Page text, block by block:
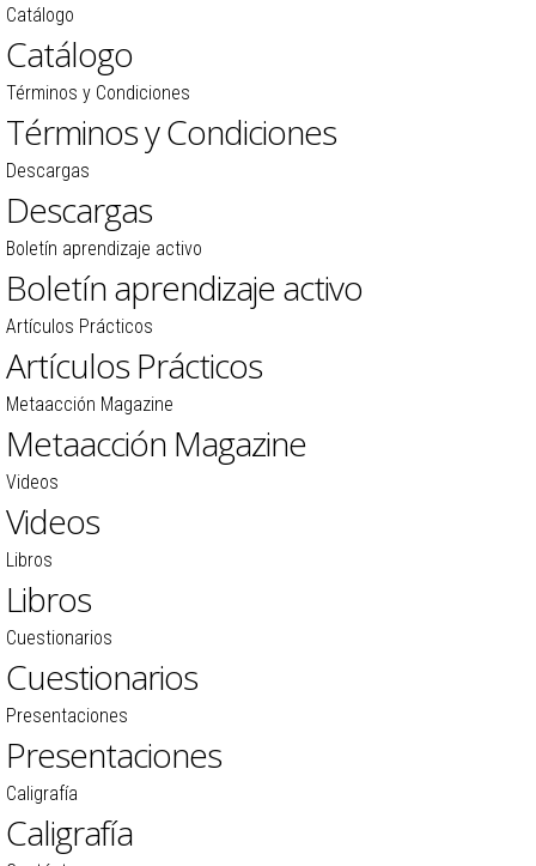
Catálogo
Catálogo
Términos y Condiciones
Términos y Condiciones
Descargas
Descargas
Boletín aprendizaje activo
Boletín aprendizaje activo
Artículos Prácticos
Artículos Prácticos
Metaacción Magazine
Metaacción Magazine
Videos
Videos
Libros
Libros
Cuestionarios
Cuestionarios
Presentaciones
Presentaciones
Caligrafía
Caligrafía